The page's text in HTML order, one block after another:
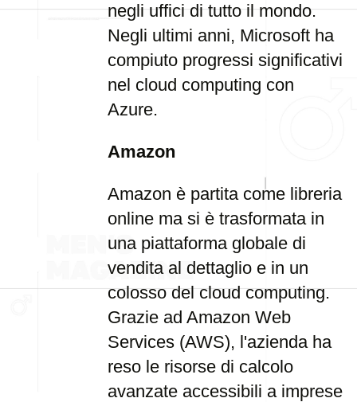
negli uffici di tutto il mondo.
Negli ultimi anni, Microsoft ha
compiuto progressi significativi
nel cloud computing con
Azure.
Amazon
Amazon è partita come libreria
online ma si è trasformata in
una piattaforma globale di
vendita al dettaglio e in un
colosso del cloud computing.
Grazie ad Amazon Web
Services (AWS), l'azienda ha
reso le risorse di calcolo
avanzate accessibili a imprese